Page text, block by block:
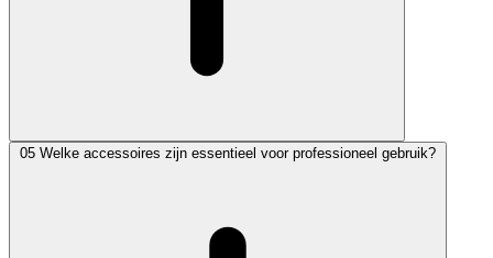
05 Welke accessoires zijn essentieel voor professioneel gebruik?